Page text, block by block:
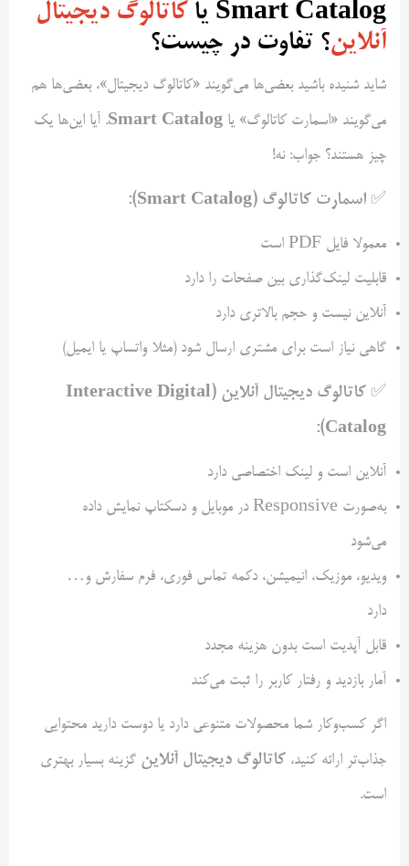
Smart Catalog یا
کاتالوگ دیجیتال
آنلاین؟ تفاوت در چیست؟
شاید شنیده باشید بعضی‌ها می‌گویند «کاتالوگ دیجیتال»، بعضی‌ها هم
می‌گویند «اسمارت کاتالوگ» یا Smart Catalog. آیا این‌ها یک
چیز هستند؟ جواب: نه!
✅ اسمارت کاتالوگ (Smart Catalog):
معمولا فایل PDF است
قابلیت لینک‌گذاری بین صفحات را دارد
آنلاین نیست و حجم بالاتری دارد
گاهی نیاز است برای مشتری ارسال شود (مثلا واتساپ یا ایمیل)
✅
کاتالوگ دیجیتال آنلاین (Interactive Digital
Catalog):
آنلاین است و لینک اختصاصی دارد
به‌صورت Responsive در موبایل و دسکتاپ نمایش داده
می‌شود
ویدیو، موزیک، انیمیشن، دکمه تماس فوری، فرم سفارش و…
دارد
قابل آپدیت است بدون هزینه مجدد
آمار بازدید و رفتار کاربر را ثبت می‌کند
اگر کسب‌وکار شما محصولات متنوعی دارد یا دوست دارید محتوایی
جذاب‌تر ارائه کنید، کاتالوگ دیجیتال آنلاین گزینه بسیار بهتری
است.